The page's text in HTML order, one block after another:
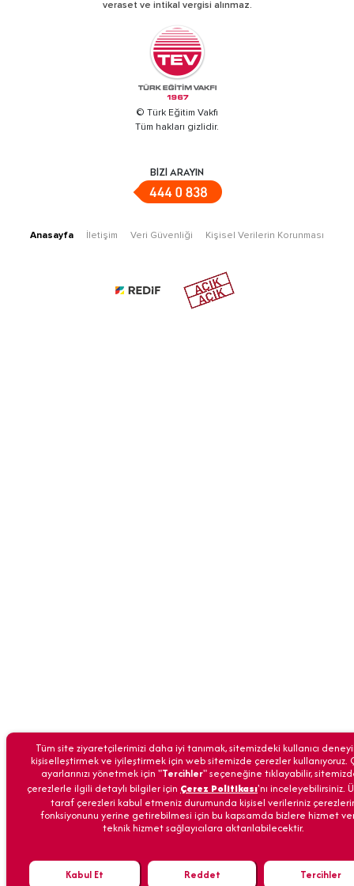
veraset ve intikal vergisi alınmaz.
© Türk Eğitim Vakfı
Tüm hakları gizlidir.
BİZİ ARAYIN
Anasayfa İletişim Veri Güvenliği Kişisel Verilerin Korunması
Tüm site ziyaretçilerimizi daha iyi tanımak, sitemizdeki kullanıcı
kişiselleştirmek ve iyileştirmek için web sitemizde çerezler kullanıyoruz.
ayarlarınızı yönetmek için "Tercihler" seçeneğine tıklayabilir,
çerezlerle ilgili detaylı bilgiler için Çerez Politikası'nı inceleyebilirsiniz.
taraf çerezleri kabul etmeniz durumunda kişisel verileriniz
fonksiyonunu yerine getirebilmesi için bu kapsamda bizlere hizmet
teknik hizmet sağlayıcılara aktarılabilecektir.
Kabul Et Reddet Tercihler